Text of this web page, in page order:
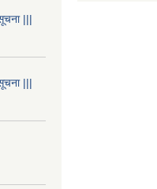
|||
|||